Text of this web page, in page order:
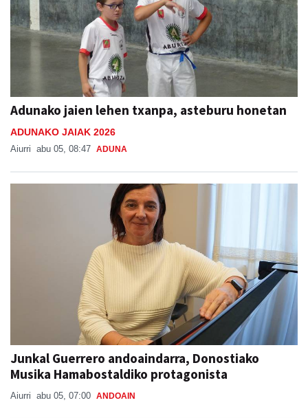
Adunako jaien lehen txanpa, asteburu honetan
ADUNAKO JAIAK 2026
Aiurri abu 05, 08:47 ADUNA
Junkal Guerrero andoaindarra, Donostiako
Musika Hamabostaldiko protagonista
Aiurri abu 05, 07:00 ANDOAIN